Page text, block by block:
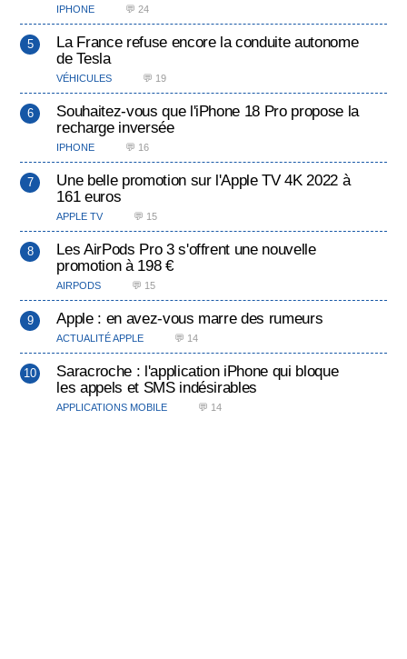
IPHONE 💬 24
La France refuse encore la conduite autonome
de Tesla
VÉHICULES 💬 19
Souhaitez-vous que l'iPhone 18 Pro propose la
recharge inversée
IPHONE 💬 16
Une belle promotion sur l'Apple TV 4K 2022 à
161 euros
APPLE TV 💬 15
Les AirPods Pro 3 s'offrent une nouvelle
promotion à 198 €
AIRPODS 💬 15
Apple : en avez-vous marre des rumeurs
ACTUALITÉ APPLE 💬 14
Saracroche : l'application iPhone qui bloque
les appels et SMS indésirables
APPLICATIONS MOBILE 💬 14